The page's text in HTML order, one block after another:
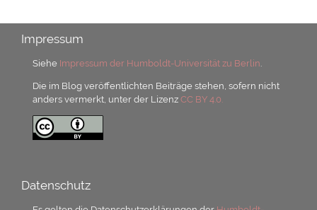
Impressum
Siehe Impressum der Humboldt-Universität zu Berlin
Die im Blog veröffentlichten Beiträge stehen, sofern nicht
anders vermerkt, unter der LizenzCC BY 4.0.
Datenschutz